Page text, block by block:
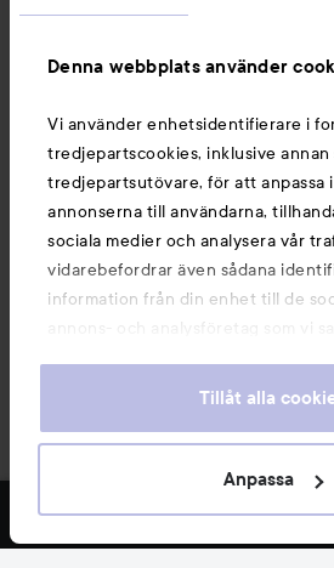
Denna webbplats använder
Vi använder enhetsidentifierare i
tredjepartscookies, inklusive
tredjepartsutövare, för att anpassa
annonserna till användarna,
sociala medier och analysera vår
vidarebefordrar även sådana
information från din enhet till de
annons- och analysföretag som vi
information som du har
våra cookies vid fortsatt
För information om hur du kan
Tillåt alla
Anpassa
FILTRERA
Du kanske också gillar